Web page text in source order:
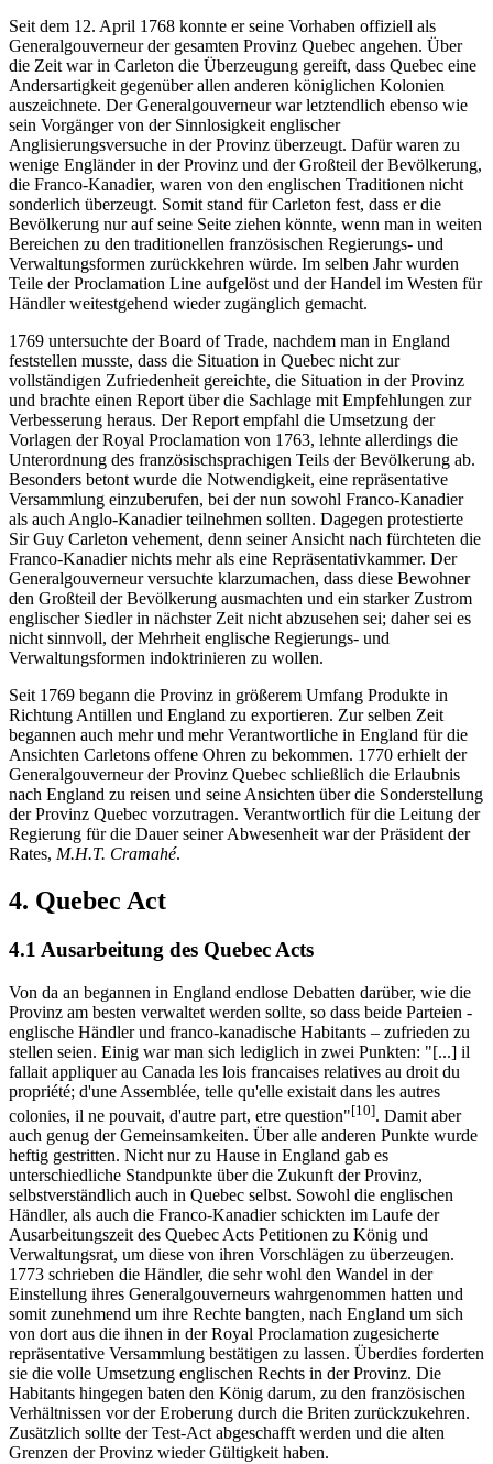
Seit dem 12. April 1768 konnte er seine Vorhaben offiziell als
Generalgouverneur der gesamten Provinz Quebec angehen. Über
die Zeit war in Carleton die Überzeugung gereift, dass Quebec eine
Andersartigkeit gegenüber allen anderen königlichen Kolonien
auszeichnete. Der Generalgouverneur war letztendlich ebenso wie
sein Vorgänger von der Sinnlosigkeit englischer
Anglisierungsversuche in der Provinz überzeugt. Dafür waren zu
wenige Engländer in der Provinz und der Großteil der Bevölkerung,
die Franco-Kanadier, waren von den englischen Traditionen nicht
sonderlich überzeugt. Somit stand für Carleton fest, dass er die
Bevölkerung nur auf seine Seite ziehen könnte, wenn man in weiten
Bereichen zu den traditionellen französischen Regierungs- und
Verwaltungsformen zurückkehren würde. Im selben Jahr wurden
Teile der Proclamation Line aufgelöst und der Handel im Westen für
Händler weitestgehend wieder zugänglich gemacht.
1769 untersuchte der Board of Trade, nachdem man in England
feststellen musste, dass die Situation in Quebec nicht zur
vollständigen Zufriedenheit gereichte, die Situation in der Provinz
und brachte einen Report über die Sachlage mit Empfehlungen zur
Verbesserung heraus. Der Report empfahl die Umsetzung der
Vorlagen der Royal Proclamation von 1763, lehnte allerdings die
Unterordnung des französischsprachigen Teils der Bevölkerung ab.
Besonders betont wurde die Notwendigkeit, eine repräsentative
Versammlung einzuberufen, bei der nun sowohl Franco-Kanadier
als auch Anglo-Kanadier teilnehmen sollten. Dagegen protestierte
Sir Guy Carleton vehement, denn seiner Ansicht nach fürchteten die
Franco-Kanadier nichts mehr als eine Repräsentativkammer. Der
Generalgouverneur versuchte klarzumachen, dass diese Bewohner
den Großteil der Bevölkerung ausmachten und ein starker Zustrom
englischer Siedler in nächster Zeit nicht abzusehen sei; daher sei es
nicht sinnvoll, der Mehrheit englische Regierungs- und
Verwaltungsformen indoktrinieren zu wollen.
Seit 1769 begann die Provinz in größerem Umfang Produkte in
Richtung Antillen und England zu exportieren. Zur selben Zeit
begannen auch mehr und mehr Verantwortliche in England für die
Ansichten Carletons offene Ohren zu bekommen. 1770 erhielt der
Generalgouverneur der Provinz Quebec schließlich die Erlaubnis
nach England zu reisen und seine Ansichten über die Sonderstellung
der Provinz Quebec vorzutragen. Verantwortlich für die Leitung der
Regierung für die Dauer seiner Abwesenheit war der Präsident der
Rates, M.H.T. Cramahé.
4. Quebec Act
4.1 Ausarbeitung des Quebec Acts
Von da an begannen in England endlose Debatten darüber, wie die
Provinz am besten verwaltet werden sollte, so dass beide Parteien -
englische Händler und franco-kanadische Habitants – zufrieden zu
stellen seien. Einig war man sich lediglich in zwei Punkten: "[...] il
fallait appliquer au Canada les lois francaises relatives au droit du
propriété; d'une Assemblée, telle qu'elle existait dans les autres
colonies, il ne pouvait, d'autre part, etre question"[10]. Damit aber
auch genug der Gemeinsamkeiten. Über alle anderen Punkte wurde
heftig gestritten. Nicht nur zu Hause in England gab es
unterschiedliche Standpunkte über die Zukunft der Provinz,
selbstverständlich auch in Quebec selbst. Sowohl die englischen
Händler, als auch die Franco-Kanadier schickten im Laufe der
Ausarbeitungszeit des Quebec Acts Petitionen zu König und
Verwaltungsrat, um diese von ihren Vorschlägen zu überzeugen.
1773 schrieben die Händler, die sehr wohl den Wandel in der
Einstellung ihres Generalgouverneurs wahrgenommen hatten und
somit zunehmend um ihre Rechte bangten, nach England um sich
von dort aus die ihnen in der Royal Proclamation zugesicherte
repräsentative Versammlung bestätigen zu lassen. Überdies forderten
sie die volle Umsetzung englischen Rechts in der Provinz. Die
Habitants hingegen baten den König darum, zu den französischen
Verhältnissen vor der Eroberung durch die Briten zurückzukehren.
Zusätzlich sollte der Test-Act abgeschafft werden und die alten
Grenzen der Provinz wieder Gültigkeit haben.